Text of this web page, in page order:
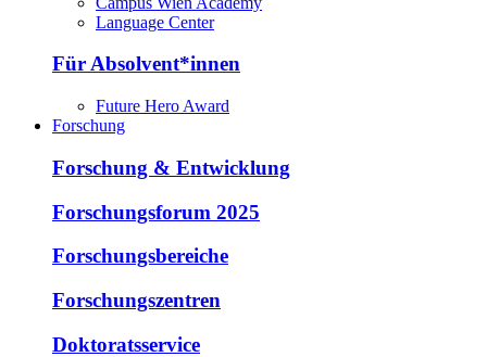
Language Center
Für Absolvent*innen
Future Hero Award
Forschung
Forschung & Entwicklung
Forschungsforum 2025
Forschungsbereiche
Forschungszentren
Doktoratsservice